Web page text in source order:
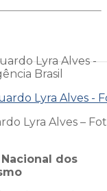
Lyra Alves -
Brasil
Lyra Alves –
dos